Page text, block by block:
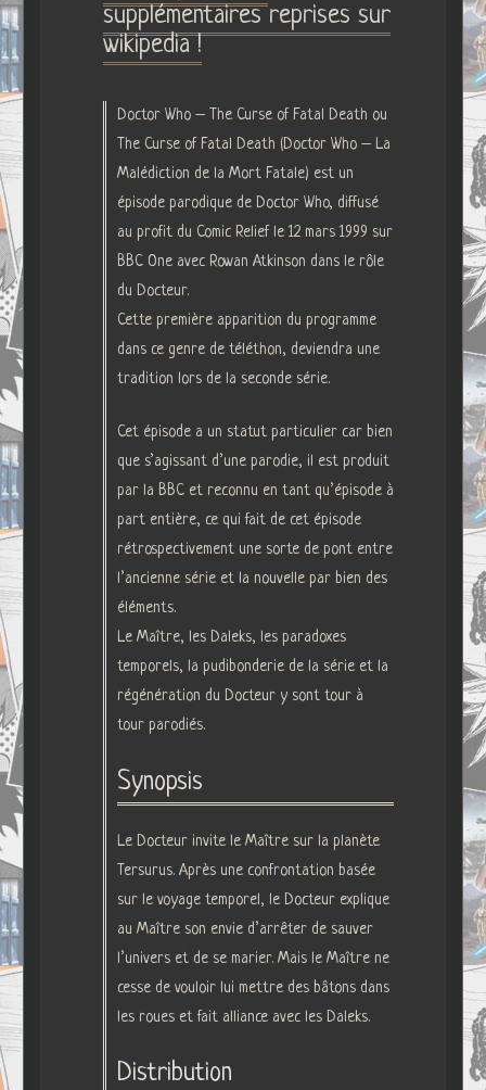
supplémentaires reprises sur
wikipedia !
Doctor Who – The Curse of Fatal Death ou
The Curse of Fatal Death (Doctor Who – La
Malédiction de la Mort Fatale) est un
épisode parodique de Doctor Who, diffusé
au profit du Comic Relief le 12 mars 1999 sur
BBC One avec Rowan Atkinson dans le rôle
du Docteur.
Cette première apparition du programme
dans ce genre de téléthon, deviendra une
tradition lors de la seconde série.
Cet épisode a un statut particulier car bien
que s’agissant d’une parodie, il est produit
par la BBC et reconnu en tant qu’épisode à
part entière, ce qui fait de cet épisode
rétrospectivement une sorte de pont entre
l’ancienne série et la nouvelle par bien des
éléments.
Le Maître, les Daleks, les paradoxes
temporels, la pudibonderie de la série et la
régénération du Docteur y sont tour à
tour parodiés.
Synopsis
Le Docteur invite le Maître sur la planète
Tersurus. Après une confrontation basée
sur le voyage temporel, le Docteur explique
au Maître son envie d’arrêter de sauver
l’univers et de se marier. Mais le Maître ne
cesse de vouloir lui mettre des bâtons dans
les roues et fait alliance avec les Daleks.
Distribution